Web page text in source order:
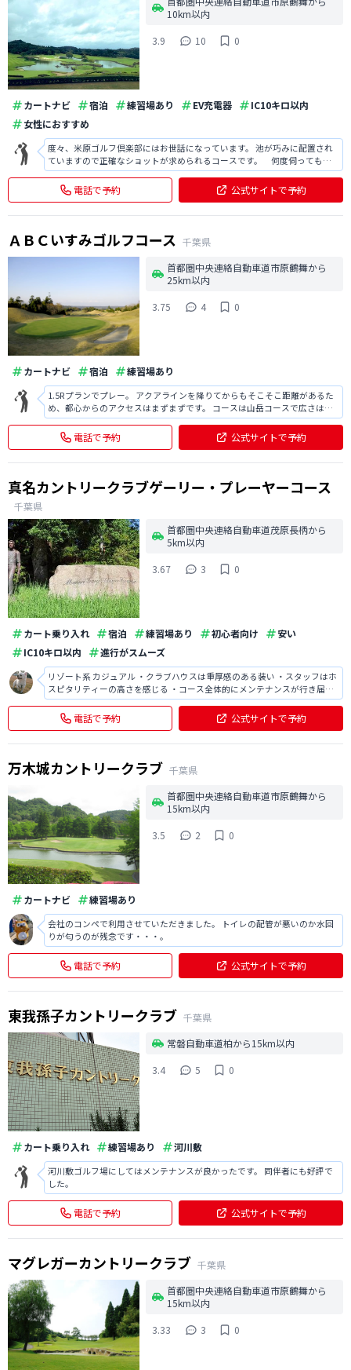
10km以内
3.9
10 0
カートナビ 宿泊 練習場あり EV充電器
IC10キロ以内
女性におすすめ
度々、米原ゴルフ倶楽部にはお世話になっています。 池が巧みに配置され
ていますので正確なショットが求められるコースです。 何度伺っても飽
きないコースです。 又、来月楽しみにしています。
電話で予約 公式サイトで予約
ＡＢＣいすみゴルフコース 千葉県
首都圏中央連絡自動車道市原鶴舞から
25km以内
3.75
4 0
カートナビ 宿泊 練習場あり
1.5Rプランでプレー。 アクアラインを降りてからもそこそこ距離があるた
め、都心からのアクセスはまずまずです。 コースは山岳コースで広さは普
通ですが、距離が6000Yを切っている点やOBが少なく(通常ならOBのとこ
ろがワンペナ) になっていることもあり、スコアはかなり出やすいです。 ま
た料金も1.5
電話で予約 公式サイトで予約
真名カントリークラブゲーリー・プレーヤーコース
千葉県
首都圏中央連絡自動車道茂原長柄から
5km以内
3.67
3 0
カート乗り入れ 宿泊 練習場あり 初心者向け
安い
IC10キロ以内
進行がスムーズ
リゾート系 カジュアル ・クラブハウスは重厚感のある装い ・スタッフはホ
スピタリティーの高さを感じる ・コース全体的にメンテナンスが行き届い
ている ・ハザードが随所に利いており戦略性に富む ・食事は標準的な量と
質 ・Fwバギー乗り入れ可能で快適なプレー ・赤砂名物バンカー有り アク
セスは圏央道・茂原
電話で予約 公式サイトで予約
万木城カントリークラブ 千葉県
首都圏中央連絡自動車道市原鶴舞から
15km以内
3.5
2 0
カートナビ 練習場あり
会社のコンペで利用させていただきました。 トイレの配管が悪いのか水回
りが匂うのが残念です・・・。
電話で予約 公式サイトで予約
東我孫子カントリークラブ 千葉県
常磐自動車道柏から15km以内
3.4
5 0
カート乗り入れ 練習場あり 河川敷
河川敷ゴルフ場にしてはメンテナンスが良かったです。 同伴者にも好評で
した。
電話で予約 公式サイトで予約
マグレガーカントリークラブ 千葉県
首都圏中央連絡自動車道市原鶴舞から
15km以内
3.33
3 0